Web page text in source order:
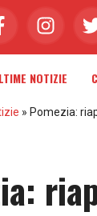
NOTIZIE
» Pomezia: